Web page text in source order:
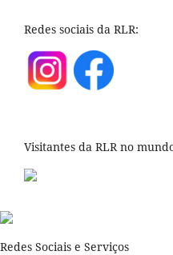
Redes sociais da RLR:
Visitantes da RLR no
Redes Sociais e Serviços